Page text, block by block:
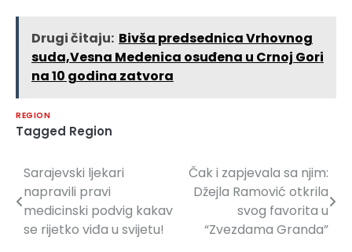
Drugi čitaju: Bivša predsednica Vrhovnog
suda,Vesna Medenica osuđena u Crnoj Gori
na 10 godina zatvora
REGION
Tagged Region
Navigacija
članaka
Sarajevski ljekari
napravili pravi
medicinski podvig kakav
se rijetko viđa u svijetu!
Čak i zapjevala sa njim:
Džejla Ramović otkrila
svog favorita u
“Zvezdama Granda”